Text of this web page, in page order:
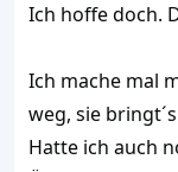
Ich hoffe doch.
Ich mache mal
weg, sie
Hatte ich auch